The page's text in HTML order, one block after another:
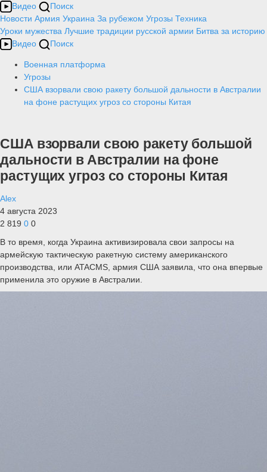
Видео
Поиск
Новости Армия Украина За рубежом Угрозы Техника
Уроки мужества Лучшие традиции русской армии Битва за историю
Видео
Поиск
Военная платформа
Угрозы
США взорвали свою ракету большой дальности в Австралии
на фоне растущих угроз со стороны Китая
США взорвали свою ракету большой
дальности в Австралии на фоне
растущих угроз со стороны Китая
Alex
4 августа 2023
2 819 0 0
В то время, когда Украина активизировала свои запросы на
армейскую тактическую ракетную систему американского
производства, или ATACMS, армия США заявила, что она впервые
применила это оружие в Австралии.